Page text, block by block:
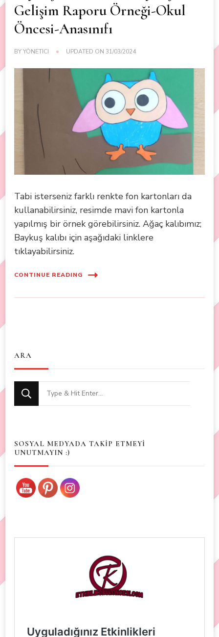
Gelişim Raporu Örneği-Okul
Öncesi-Anasınıfı
BYYÖNETICI UPDATED ON 31/03/2024
Tabi isterseniz farklı renkte fon kartonları da
kullanabilirsiniz, resimde mavi fon kartonla
yapılmış bir örnek görebilirsiniz. Ağaç kalıbımız;
Baykuş kalıbı için aşağıdaki linklere
tıklayabilirsiniz.
CONTINUE READING
ARA
Looking
for
SOSYAL MEDYADA TAKİP ETMEYİ
UNUTMAYIN :)